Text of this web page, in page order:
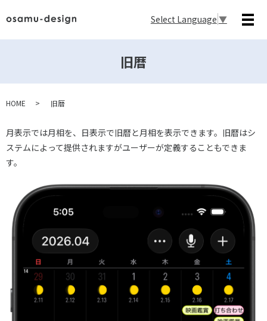
Select Language ▼ メ
旧暦
HOME 旧暦
月表示では月相を、日表示で旧暦と月相を表示できます。旧暦はシ
ステムによって提供されますがユーザーが定義することもできま
す。